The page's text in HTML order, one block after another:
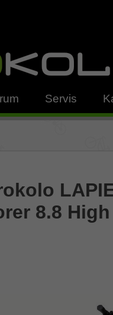
Servis
8.8 High